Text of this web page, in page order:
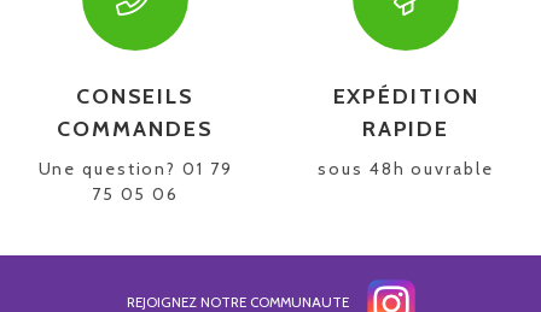
CONSEILS
COMMANDES
Une question? 01 79
75 05 06
EXPÉDITION
RAPIDE
sous 48h ouvrable
REJOIGNEZ NOTRE COMMUNAUTE